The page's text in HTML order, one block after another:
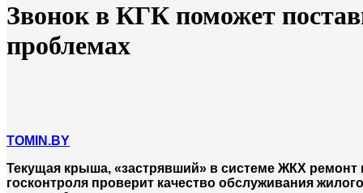
Звонок в КГК поможет
проблемах
TOMIN.BY
Текущая крыша, «застрявший» в системе ЖКХ
госконтроля проверит качество обслуживания